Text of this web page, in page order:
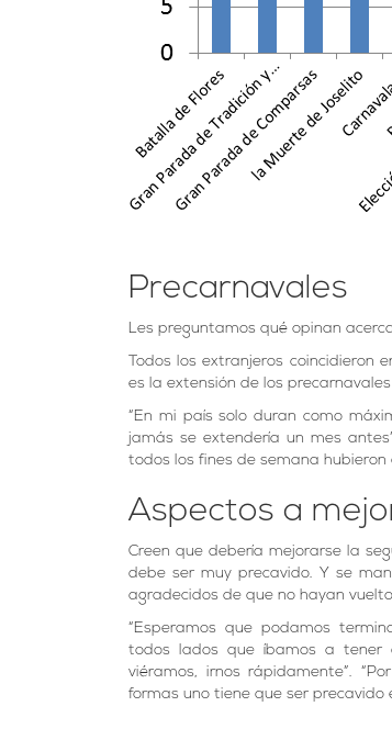
Precarnavales
Les preguntamos qué opinan
Todos los extranjeros coincidieron
es la extensión de los
“En mi país solo duran como
jamás se extendería un mes
todos los fines de semana hubieron
Aspectos a
Creen que debería mejorarse la
debe ser muy precavido. Y se
agradecidos de que no hayan
“Esperamos que podamos
todos lados que íbamos a tener
viéramos, irnos rápidamente”.
formas uno tiene que ser precavido